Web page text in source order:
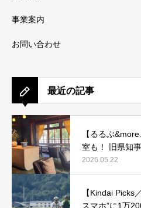
事業案内
お問い合わせ
最近の記事
【るるぶ
室も！ 旧県知
ラグジュアリー
良」で贅沢ステ
2026.05.22
【Kindai Picks
スマホ”に1万